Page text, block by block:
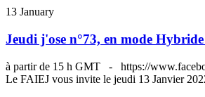
13 January
Jeudi j'ose n°73, en mode
à partir de 15 h GMT -
https://
Le FAIEJ vous invite le jeudi 13 Janvier